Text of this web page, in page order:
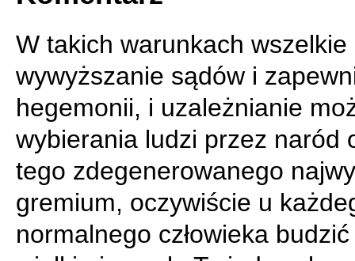
W takich warunkach wszelkie
wywyższanie sądów i
hegemonii, i uzależnianie
wybierania ludzi przez naród
tego zdegenerowanego
gremium, oczywiście u
normalnego człowieka